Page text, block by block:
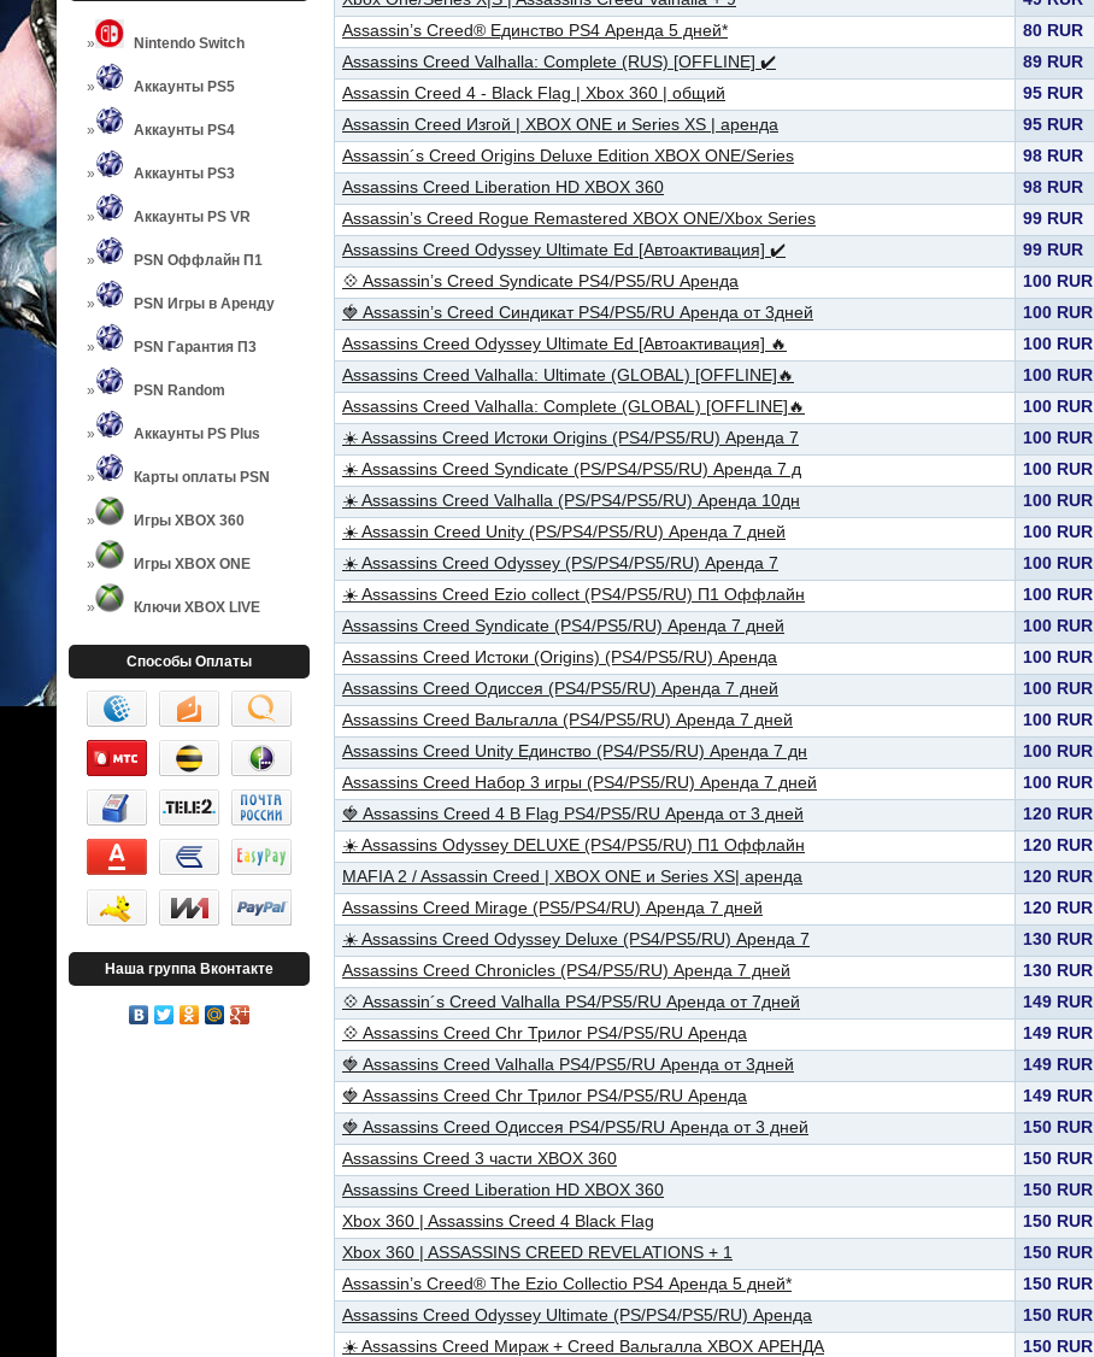
Nintendo Switch
Аккаунты PS5
Аккаунты PS4
Аккаунты PS3
Аккаунты PS VR
PSN Оффлайн П1
PSN Игры в Аренду
PSN Гарантия П3
PSN Random
Аккаунты PS Plus
Карты оплаты PSN
Игры XBOX 360
Игры XBOX ONE
Ключи XBOX LIVE
Способы Оплаты
Наша группа Вконтакте
Assassin’s Creed® Единство PS4 Аренда 5 дней*
80 RUR
Assassins Creed Valhalla: Complete (RUS) [OFFLINE] ✔️
89 RUR
Assassin Creed 4 - Black Flag | Xbox 360 | общий
95 RUR
Assassin Creed Изгой | XBOX ONE и Series XS | аренда
95 RUR
Assassin´s Creed Origins Deluxe Edition XBOX ONE/Series
98 RUR
Assassins Creed Liberation HD XBOX 360
98 RUR
Assassin’s Creed Rogue Remastered XBOX ONE/Xbox Series
99 RUR
Assassins Creed Odyssey Ultimate Ed [Автоактивация] ✔️
99 RUR
💠 Assassin’s Creed Syndicate PS4/PS5/RU Аренда
100 RUR
🍓 Assassin’s Creed Синдикат PS4/PS5/RU Аренда от 3дней
100 RUR
Assassins Creed Odyssey Ultimate Ed [Автоактивация] 🔥
100 RUR
Assassins Creed Valhalla: Ultimate (GLOBAL) [OFFLINE]🔥
100 RUR
Assassins Creed Valhalla: Complete (GLOBAL) [OFFLINE]🔥
100 RUR
☀️ Assassins Creed Истоки Origins (PS4/PS5/RU) Аренда 7
100 RUR
☀️ Assassins Creed Syndicate (PS/PS4/PS5/RU) Аренда 7 д
100 RUR
☀️ Assassins Creed Valhalla (PS/PS4/PS5/RU) Аренда 10дн
100 RUR
☀️ Assassin Creed Unity (PS/PS4/PS5/RU) Аренда 7 дней
100 RUR
☀️ Assassins Creed Odyssey (PS/PS4/PS5/RU) Аренда 7
100 RUR
☀️ Assassins Creed Ezio collect (PS4/PS5/RU) П1 Оффлайн
100 RUR
Assassins Creed Syndicate (PS4/PS5/RU) Аренда 7 дней
100 RUR
Assassins Creed Истоки (Origins) (PS4/PS5/RU) Аренда
100 RUR
Assassins Creed Одиссея (PS4/PS5/RU) Аренда 7 дней
100 RUR
Assassins Creed Вальгалла (PS4/PS5/RU) Аренда 7 дней
100 RUR
Assassins Creed Unity Единство (PS4/PS5/RU) Аренда 7 дн
100 RUR
Assassins Creed Набор 3 игры (PS4/PS5/RU) Аренда 7 дней
100 RUR
🍓 Assassins Creed 4 B Flag PS4/PS5/RU Аренда от 3 дней
120 RUR
☀️ Assassins Odyssey DELUXE (PS4/PS5/RU) П1 Оффлайн
120 RUR
MAFIA 2 / Assassin Creed | XBOX ONE и Series XS| аренда
120 RUR
Assassins Creed Mirage (PS5/PS4/RU) Аренда 7 дней
120 RUR
☀️ Assassins Creed Odyssey Deluxe (PS4/PS5/RU) Аренда 7
130 RUR
Assassins Creed Chronicles (PS4/PS5/RU) Аренда 7 дней
130 RUR
💠 Assassin´s Creed Valhalla PS4/PS5/RU Аренда от 7дней
149 RUR
💠 Assassins Creed Chr Трилог PS4/PS5/RU Аренда
149 RUR
🍓 Assassins Creed Valhalla PS4/PS5/RU Аренда от 3дней
149 RUR
🍓 Assassins Creed Chr Трилог PS4/PS5/RU Аренда
149 RUR
🍓 Assassins Creed Одиссея PS4/PS5/RU Аренда от 3 дней
150 RUR
Assassins Creed 3 части XBOX 360
150 RUR
Assassins Creed Liberation HD XBOX 360
150 RUR
Xbox 360 | Assassins Creed 4 Black Flag
150 RUR
Xbox 360 | ASSASSINS CREED REVELATIONS + 1
150 RUR
Assassin’s Creed® The Ezio Collectio PS4 Аренда 5 дней*
150 RUR
Assassins Creed Odyssey Ultimate (PS/PS4/PS5/RU) Аренда
150 RUR
☀️ Assassins Creed Мираж + Creed Вальгалла XBOX АРЕНДА
150 RUR